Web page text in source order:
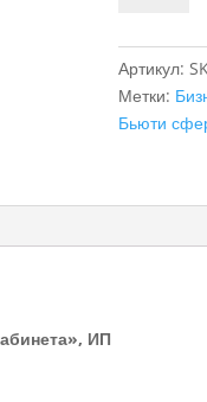
план
"Открытие
кабинета",
Артикул:
Метки:
Бьюти
ИП